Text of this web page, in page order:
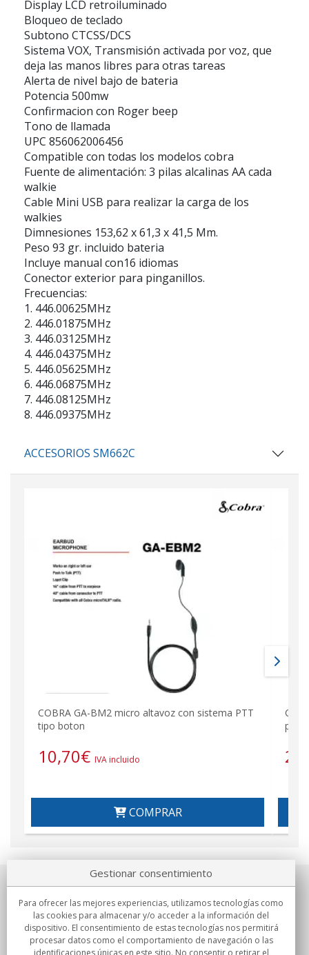
Display LCD retroiluminado
Bloqueo de teclado
Subtono CTCSS/DCS
Sistema VOX, Transmisión activada por voz, que
deja las manos libres para otras tareas
Alerta de nivel bajo de bateria
Potencia 500mw
Confirmacion con Roger beep
Tono de llamada
UPC 856062006456
Compatible con todas los modelos cobra
Fuente de alimentación: 3 pilas alcalinas AA cada
walkie
Cable Mini USB para realizar la carga de los
walkies
Dimnesiones 153,62 x 61,3 x 41,5 Mm.
Peso 93 gr. incluido bateria
Incluye manual con16 idiomas
Conector exterior para pinganillos.
Frecuencias:
1. 446.00625MHz
2. 446.01875MHz
3. 446.03125MHz
4. 446.04375MHz
5. 446.05625MHz
6. 446.06875MHz
7. 446.08125MHz
8. 446.09375MHz
ACCESORIOS SM662C
COBRA GA-BM2 micro altavoz con sistema PTT
tipo boton
10,70€ IVA incluido
COMPRAR
Sobre nosotros
Compromisos
Gestionar consentimiento
Para ofrecer las mejores experiencias, utilizamos tecnologías como
las cookies para almacenar y/o acceder a la información del
dispositivo. El consentimiento de estas tecnologías nos permitirá
procesar datos como el comportamiento de navegación o las
identificaciones únicas en este sitio. No consentir o retirar el